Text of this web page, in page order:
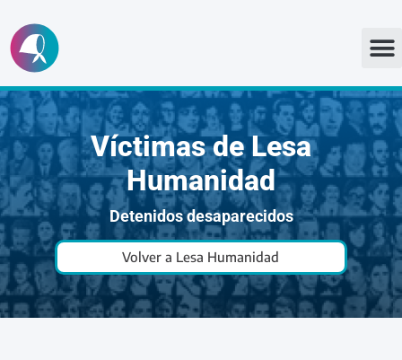
Ir
al
contenido
Víctimas de Lesa
Humanidad
Detenidos desaparecidos
Volver a Lesa Humanidad